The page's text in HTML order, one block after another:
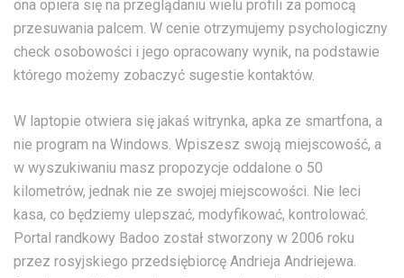
ona opiera się na przeglądaniu wielu profili za pomocą
przesuwania palcem. W cenie otrzymujemy psychologiczny
check osobowości i jego opracowany wynik, na podstawie
którego możemy zobaczyć sugestie kontaktów.
W laptopie otwiera się jakaś witrynka, apka ze smartfona, a
nie program na Windows. Wpiszesz swoją miejscowość, a
w wyszukiwaniu masz propozycje oddalone o 50
kilometrów, jednak nie ze swojej miejscowości. Nie leci
kasa, co będziemy ulepszać, modyfikować, kontrolować.
Portal randkowy Badoo został stworzony w 2006 roku
przez rosyjskiego przedsiębiorcę Andrieja Andriejewa.